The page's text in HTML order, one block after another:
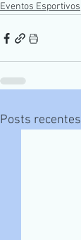
Eventos Esportivos
Posts recentes